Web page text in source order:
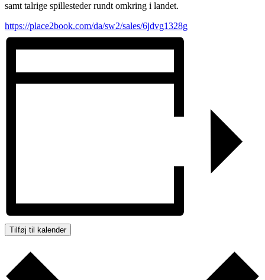
samt talrige spillesteder rundt omkring i landet.
https://place2book.com/da/sw2/sales/6jdvg1328g
Tilføj til kalender